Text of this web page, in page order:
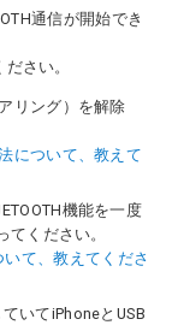
通信が開始でき
さい。
リング）を解除
について、教えて
機能を一度
てください。
て、教えてくださ
いてiPhoneとUSB